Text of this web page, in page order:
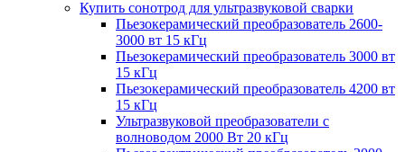
Купить сонотрод для ультразвуковой сварки
Пьезокерамический преобразователь 2600-
3000 вт 15 кГц
Пьезокерамический преобразователь 3000 вт
15 кГц
Пьезокерамический преобразователь 4200 вт
15 кГц
Ультразвуковой преобразователи с
волноводом 2000 Вт 20 кГц